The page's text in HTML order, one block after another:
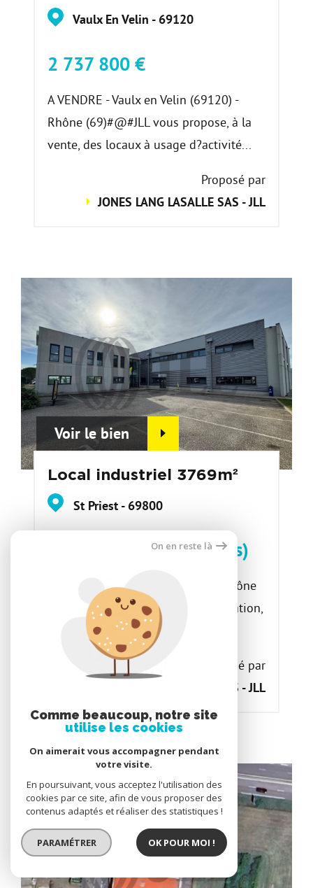
Vaulx En Velin - 69120
2 737 800 €
A VENDRE - Vaulx en Velin (69120) -
Rhône (69)#@#JLL vous propose, à la
vente, des locaux à usage d?activité...
Proposé par
JONES LANG LASALLE SAS - JLL
Voir le bien
Local industriel 3769m²
St Priest - 69800
109 € (+27 € de charges)
A LOUER - Saint Priest (69800) - Rhône
(69)#@#JLL vous propose, à la location,
un bâtiment à usage d?activité /...
Proposé par
JONES LANG LASALLE SAS - JLL
On en reste là
Comme beaucoup, notre site
utilise les cookies
On aimerait vous accompagner pendant
votre visite.
En poursuivant, vous acceptez l'utilisation des
cookies par ce site, afin de vous proposer des
contenus adaptés et réaliser des statistiques !
PARAMÉTRER OK POUR MOI !